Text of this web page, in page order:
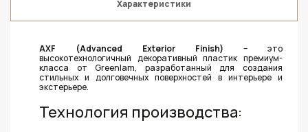
Характеристики
AXF (Advanced Exterior Finish) – это
высокотехнологичный декоративный пластик премиум-
класса от Greenlam, разработанный для создания
стильных и долговечных поверхностей в интерьере и
экстерьере.
Технология производства: